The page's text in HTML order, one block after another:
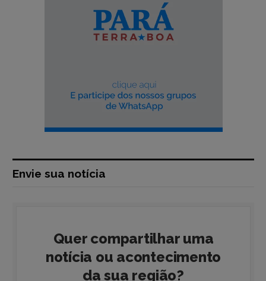
Envie sua notícia
Quer compartilhar uma
notícia ou acontecimento
da sua região?